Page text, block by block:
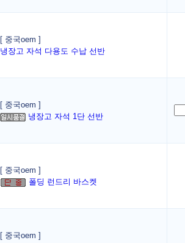
[ 중국oem ]
냉장고 자석 다용도 수납 선반
[ 중국oem ]
냉장고 자석 1단 선반
[ 중국oem ]
폴딩 런드리 바스켓
[ 중국oem ]